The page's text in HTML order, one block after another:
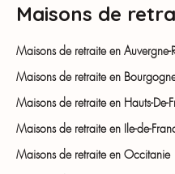
Maisons de
Maisons de retraite en Auvergne-
Maisons de retraite en
Maisons de retraite en Hauts-De-
Maisons de retraite en Ile-de-
Maisons de retraite en Occitanie